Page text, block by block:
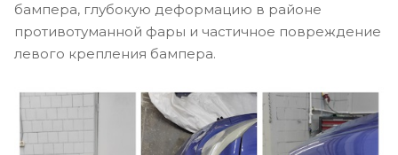
бампера, глубокую деформацию в районе
противотуманной фары и частичное повреждение
левого крепления бампера.